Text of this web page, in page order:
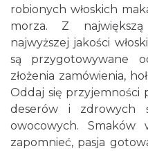
robionych włoskich
morza. Z największą
najwyższej jakości
są przygotowywane
złożenia zamówienia,
Oddaj się przyjemności
deserów i zdrowych
owocowych.
zapomnieć, pasja